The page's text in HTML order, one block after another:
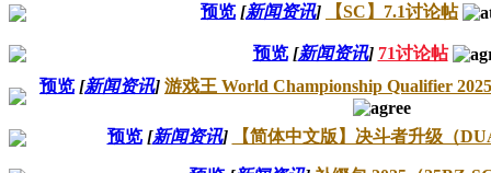
预览 [新闻资讯] 【SC】7.1讨论帖
预览 [新闻资讯] 71讨论帖
预览 [新闻资讯] 游戏王 World Championship Qualifier
预览 [新闻资讯] 【简体中文版】决斗者升级（